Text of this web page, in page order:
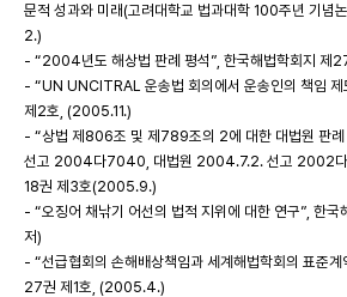
문적 성과와 미래(고려대학교 법과대학 100주년 기념
2.)
- “2004년도 해상법 판례 평석”, 한국해법학회지 제
- “UN UNCITRAL 운송법 회의에서 운송인의 책임
제2호, (2005.11.)
- “상법 제806조 및 제789조의 2에 대한 대법원 판
선고 2004다7040, 대법원 2004.7.2. 선고 2002다
18권 제3호(2005.9.)
- “오징어 채낚기 어선의 법적 지위에 대한 연구”, 한
저)
- “선급협회의 손해배상책임과 세계해법학회의 표준계
27권 제1호, (2005.4.)